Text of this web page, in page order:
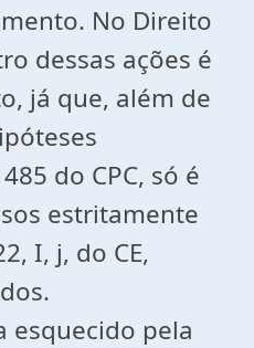
No Direito
dessas ações é
já que, além de
do CPC, só é
estritamente
I, j, do CE,
esquecido pela